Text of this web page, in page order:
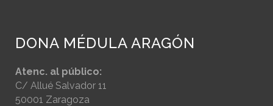
DONA MÉDULA ARAGÓN
Atenc. al público:
C/ Allué Salvador 11
50001 Zaragoza